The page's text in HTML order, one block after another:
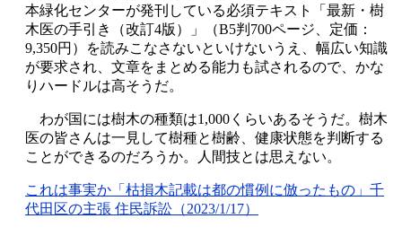
本緑化センターが発刊している必須テキスト「最新・樹
木医の手引き（改訂4版）」（B5判700ページ、定価：
9,350円）を読みこなさないといけないうえ、幅広い知識
が要求され、文章をまとめる能力も試されるので、かな
りハードルは高そうだ。
わが国には樹木の種類は1,000くらいあるそうだ。樹木
医の皆さんは一見して樹種と樹齢、健康状態を判断する
ことができるのだろうか。人間技とは思えない。
これは事実か「枯損木記載は都の慣例に倣ったもの」千
代田区の主張 住民訴訟（2023/1/17）